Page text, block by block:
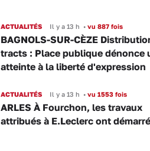
ACTUALITÉS Il y a 13 h •vu 887 fois
BAGNOLS-SUR-CÈZE
tracts : Place publique dénonce
atteinte à la liberté d'expression
ACTUALITÉS Il y a 13 h •vu 1553 fois
ARLES À Fourchon, les travaux
attribués à E.Leclerc ont démarré